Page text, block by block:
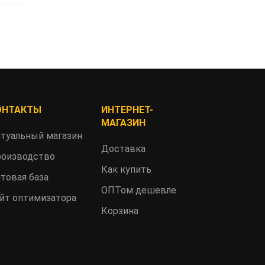
магазин
база
оптимизатора
ИНТЕРНЕТ-
МАГАЗИН
Доставка
Как купить
ОПТом дешевле
Корзина